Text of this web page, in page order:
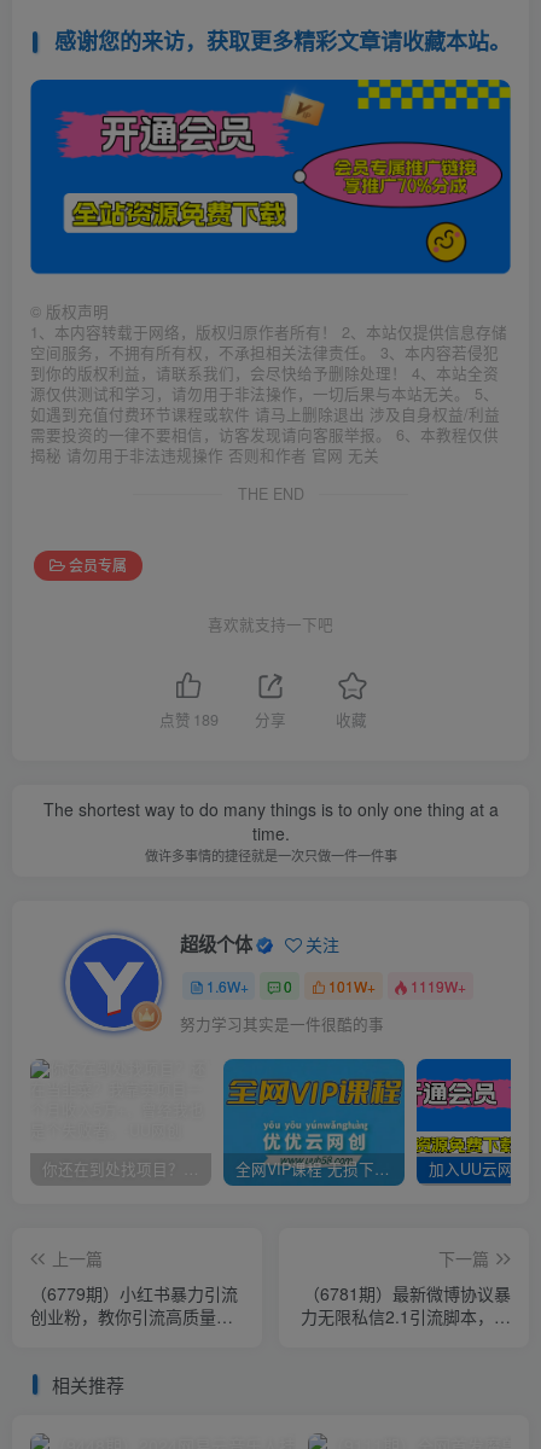
感谢您的来访，获取更多精彩文章请收藏本站。
© 版权声明
1、本内容转载于网络，版权归原作者所有！ 2、本站仅提供信息存储
空间服务，不拥有所有权，不承担相关法律责任。 3、本内容若侵犯
到你的版权利益，请联系我们，会尽快给予删除处理！ 4、本站全资
源仅供测试和学习，请勿用于非法操作，一切后果与本站无关。 5、
如遇到充值付费环节课程或软件 请马上删除退出 涉及自身权益/利益
需要投资的一律不要相信，访客发现请向客服举报。 6、本教程仅供
揭秘 请勿用于非法违规操作 否则和作者 官网 无关
THE END
会员专属
喜欢就支持一下吧
点赞 189 分享 收藏
The shortest way to do many things is to only one thing at a
time.
做许多事情的捷径就是一次只做一件一件事
超级个体 关注
1.6W+ 0 101W+ 1119W+
努力学习其实是一件很酷的事
你还在到处找项目？还在当韭菜？我靠卖项目一个月收入5万+，曾经我也是个失败者。 全网VIP课程 无损下载~
上一篇
（6779期）小红书暴力引流
创业粉，教你引流高质量创
下一篇
（6781期）最新微博协议暴
力无限私信2.1引流脚本，工
相关推荐